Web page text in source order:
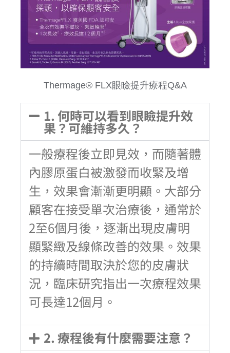
Thermage® FLX眼瞼提升療程Q&A
1. 何時可以看到眼瞼提升效
果？可維持多久？
一般療程後立即見效，而隨著體
內膠原蛋白被激發而收緊及增
生，效果會漸漸更明顯。大部分
顧客在接受單次治療後，通常於
2至6個月後，逐漸出現皮膚明
顯緊緻及線條改善的效果。效果
的持續時間取決於您的皮膚狀
況，臨床研究指出一次療程效果
可長達12個月。
2. 療程後有什麼需要注意？